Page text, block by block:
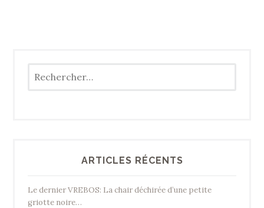
ARTICLES RÉCENTS
Le dernier VREBOS: La chair déchirée d’une petite
griotte noire…